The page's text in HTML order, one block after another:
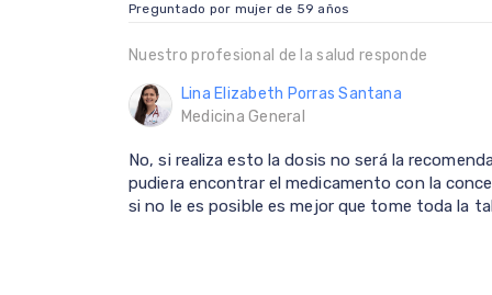
Preguntado por mujer de 59 años
Nuestro profesional de la salud responde
Lina Elizabeth Porras Santana
Medicina General
No, si realiza esto la dosis no será la
pudiera encontrar el medicamento con la
si no le es posible es mejor que tome toda la